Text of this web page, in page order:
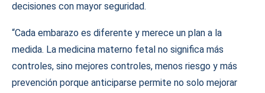
decisiones con mayor seguridad.
“Cada embarazo es diferente y merece un plan a la
medida. La medicina materno fetal no significa más
controles, sino mejores controles, menos riesgo y más
prevención porque anticiparse permite no solo mejorar